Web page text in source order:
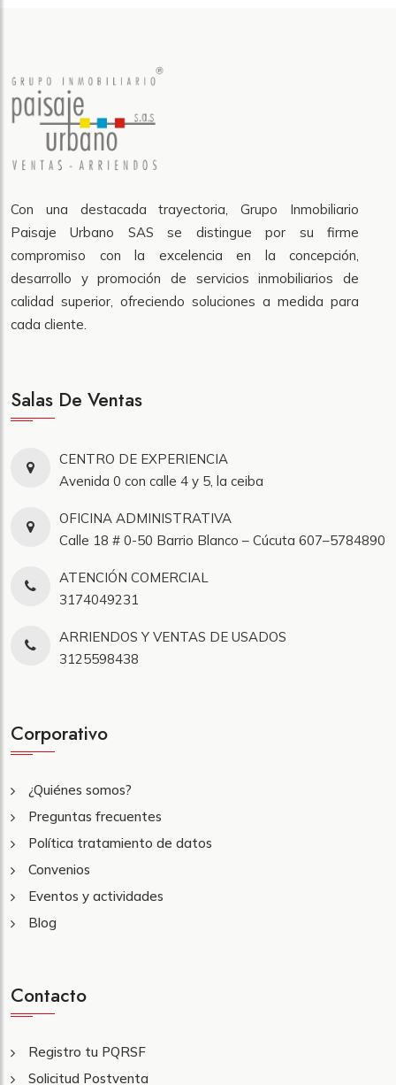
Con una destacada trayectoria, Grupo Inmobiliario
Paisaje Urbano SAS se distingue por su firme
compromiso con la excelencia en la concepción,
desarrollo y promoción de servicios inmobiliarios de
calidad superior, ofreciendo soluciones a medida para
cada cliente.
Salas De Ventas
CENTRO DE EXPERIENCIA
Avenida 0 con calle 4 y 5, la ceiba
OFICINA ADMINISTRATIVA
Calle 18 # 0-50 Barrio Blanco – Cúcuta 607–5784890
ATENCIÓN COMERCIAL
3174049231
ARRIENDOS Y VENTAS DE USADOS
3125598438
Corporativo
¿Quiénes somos?
Preguntas frecuentes
Política tratamiento de datos
Convenios
Eventos y actividades
Blog
Contacto
Registro tu PQRSF
Solicitud Postventa